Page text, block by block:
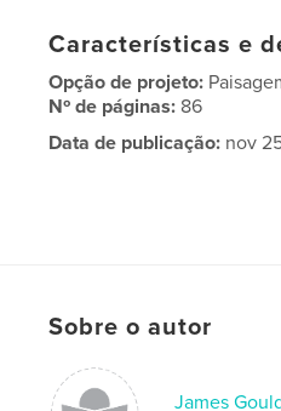
Características e
Opção de projeto:
Nº de páginas: 86
Data de publicação: nov
Sobre o autor
James